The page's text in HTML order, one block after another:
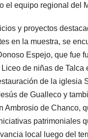
el equipo regional del
y proyectos
en la muestra, se
Espejo, que fue
de niñas de Talca
de la iglesia
de Gualleco y
Ambrosio de Chanco,
patrimoniales
local luego del